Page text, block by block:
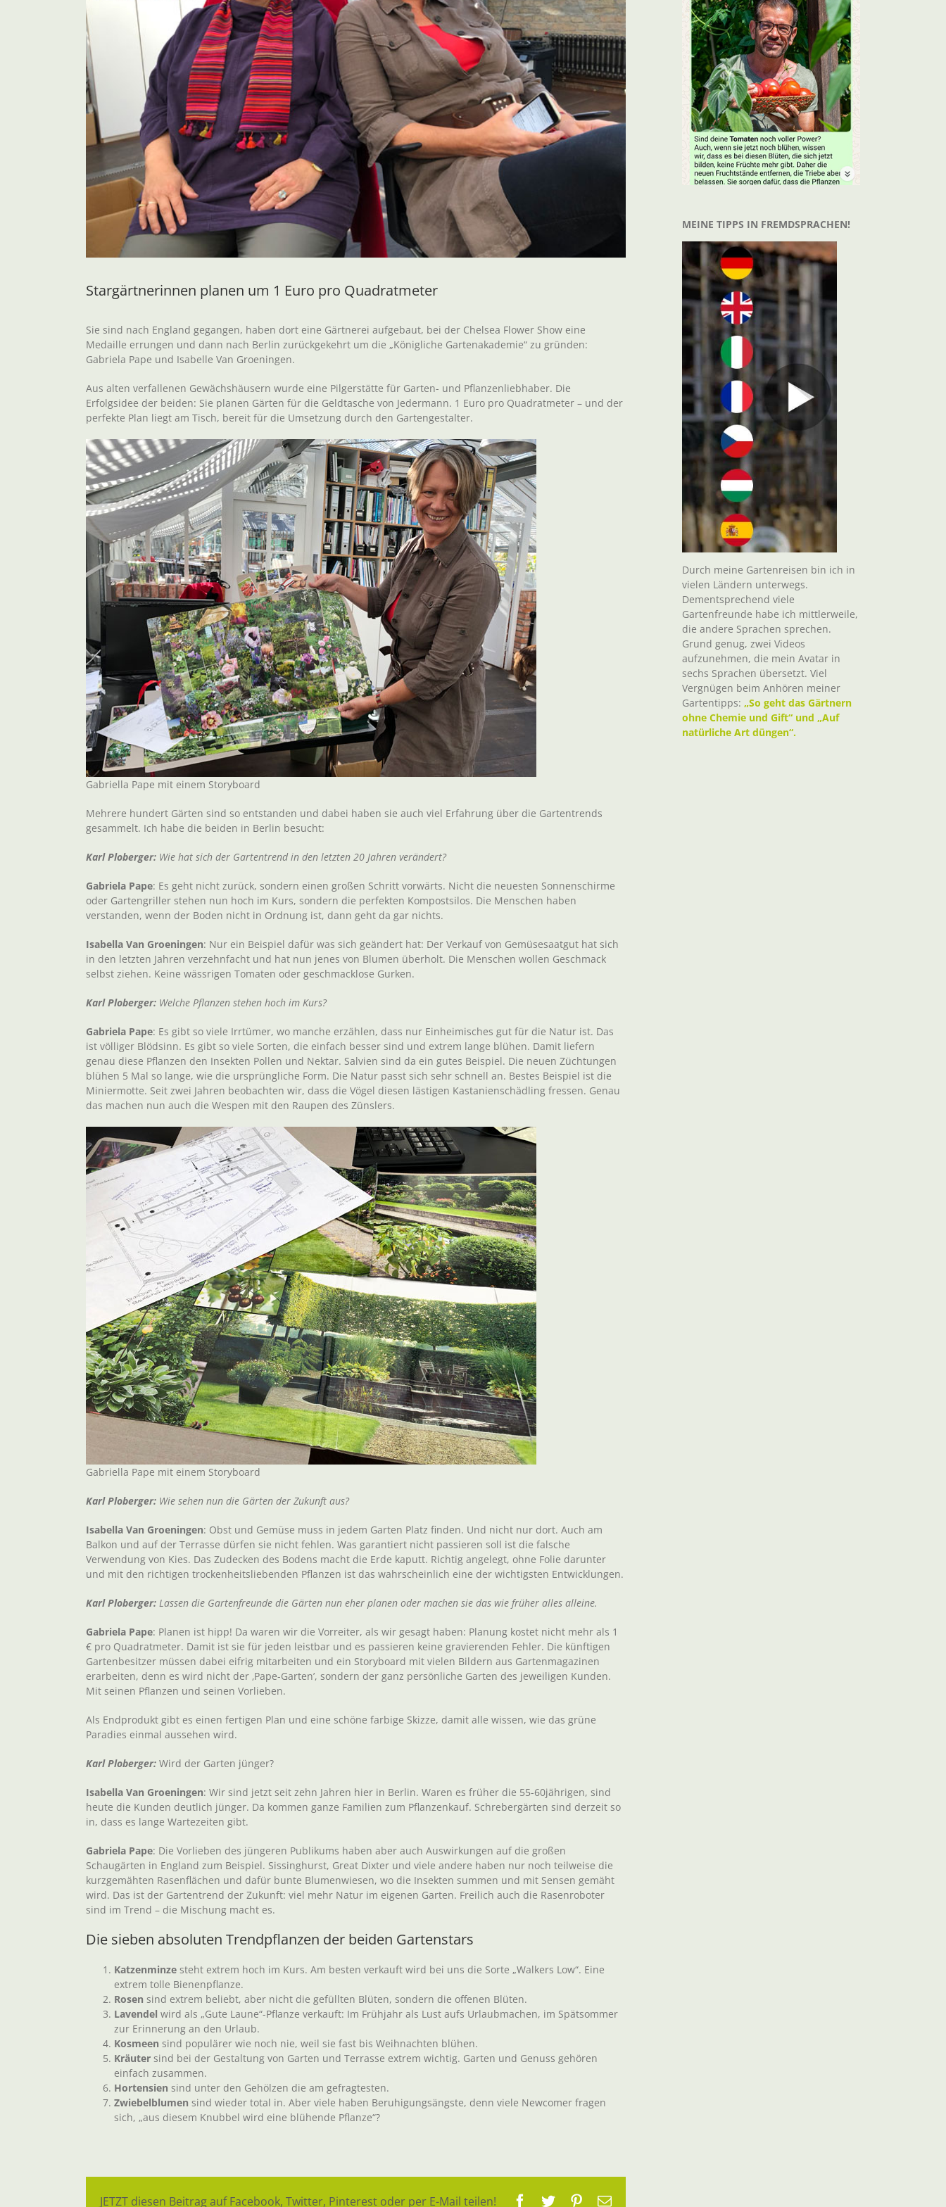
Stargärtnerinnen planen um 1 Euro pro Quadratmeter
Sie sind nach England gegangen, haben dort eine Gärtnerei aufgebaut, bei der Chelsea Flower Show eine
Medaille errungen und dann nach Berlin zurückgekehrt um die „Königliche Gartenakademie“ zu gründen:
Gabriela Pape und Isabelle Van Groeningen.
Aus alten verfallenen Gewächshäusern wurde eine Pilgerstätte für Garten- und Pflanzenliebhaber. Die
Erfolgsidee der beiden: Sie planen Gärten für die Geldtasche von Jedermann. 1 Euro pro Quadratmeter – und der
perfekte Plan liegt am Tisch, bereit für die Umsetzung durch den Gartengestalter.
Gabriella Pape mit einem Storyboard
Mehrere hundert Gärten sind so entstanden und dabei haben sie auch viel Erfahrung über die Gartentrends
gesammelt. Ich habe die beiden in Berlin besucht:
Karl Ploberger: Wie hat sich der Gartentrend in den letzten 20 Jahren verändert?
Gabriela Pape: Es geht nicht zurück, sondern einen großen Schritt vorwärts. Nicht die neuesten Sonnenschirme
oder Gartengriller stehen nun hoch im Kurs, sondern die perfekten Kompostsilos. Die Menschen haben
verstanden, wenn der Boden nicht in Ordnung ist, dann geht da gar nichts.
Isabella Van Groeningen: Nur ein Beispiel dafür was sich geändert hat: Der Verkauf von Gemüsesaatgut hat sich
in den letzten Jahren verzehnfacht und hat nun jenes von Blumen überholt. Die Menschen wollen Geschmack
selbst ziehen. Keine wässrigen Tomaten oder geschmacklose Gurken.
Karl Ploberger: Welche Pflanzen stehen hoch im Kurs?
Gabriela Pape: Es gibt so viele Irrtümer, wo manche erzählen, dass nur Einheimisches gut für die Natur ist. Das
ist völliger Blödsinn. Es gibt so viele Sorten, die einfach besser sind und extrem lange blühen. Damit liefern
genau diese Pflanzen den Insekten Pollen und Nektar. Salvien sind da ein gutes Beispiel. Die neuen Züchtungen
blühen 5 Mal so lange, wie die ursprüngliche Form. Die Natur passt sich sehr schnell an. Bestes Beispiel ist die
Miniermotte. Seit zwei Jahren beobachten wir, dass die Vögel diesen lästigen Kastanienschädling fressen. Genau
das machen nun auch die Wespen mit den Raupen des Zünslers.
Gabriella Pape mit einem Storyboard
Karl Ploberger: Wie sehen nun die Gärten der Zukunft aus?
Isabella Van Groeningen: Obst und Gemüse muss in jedem Garten Platz finden. Und nicht nur dort. Auch am
Balkon und auf der Terrasse dürfen sie nicht fehlen. Was garantiert nicht passieren soll ist die falsche
Verwendung von Kies. Das Zudecken des Bodens macht die Erde kaputt. Richtig angelegt, ohne Folie darunter
und mit den richtigen trockenheitsliebenden Pflanzen ist das wahrscheinlich eine der wichtigsten Entwicklungen.
Karl Ploberger: Lassen die Gartenfreunde die Gärten nun eher planen oder machen sie das wie früher alles alleine.
Gabriela Pape: Planen ist hipp! Da waren wir die Vorreiter, als wir gesagt haben: Planung kostet nicht mehr als 1
€ pro Quadratmeter. Damit ist sie für jeden leistbar und es passieren keine gravierenden Fehler. Die künftigen
Gartenbesitzer müssen dabei eifrig mitarbeiten und ein Storyboard mit vielen Bildern aus Gartenmagazinen
erarbeiten, denn es wird nicht der ‚Pape-Garten’, sondern der ganz persönliche Garten des jeweiligen Kunden.
Mit seinen Pflanzen und seinen Vorlieben.
Als Endprodukt gibt es einen fertigen Plan und eine schöne farbige Skizze, damit alle wissen, wie das grüne
Paradies einmal aussehen wird.
Karl Ploberger: Wird der Garten jünger?
Isabella Van Groeningen: Wir sind jetzt seit zehn Jahren hier in Berlin. Waren es früher die 55-60jährigen, sind
heute die Kunden deutlich jünger. Da kommen ganze Familien zum Pflanzenkauf. Schrebergärten sind derzeit so
in, dass es lange Wartezeiten gibt.
Gabriela Pape: Die Vorlieben des jüngeren Publikums haben aber auch Auswirkungen auf die großen
Schaugärten in England zum Beispiel. Sissinghurst, Great Dixter und viele andere haben nur noch teilweise die
kurzgemähten Rasenflächen und dafür bunte Blumenwiesen, wo die Insekten summen und mit Sensen gemäht
wird. Das ist der Gartentrend der Zukunft: viel mehr Natur im eigenen Garten. Freilich auch die Rasenroboter
sind im Trend – die Mischung macht es.
Die sieben absoluten Trendpflanzen der beiden Gartenstars
Katzenminze steht extrem hoch im Kurs. Am besten verkauft wird bei uns die Sorte „Walkers Low“. Eine
extrem tolle Bienenpflanze.
Rosen sind extrem beliebt, aber nicht die gefüllten Blüten, sondern die offenen Blüten.
Lavendel wird als „Gute Laune“-Pflanze verkauft: Im Frühjahr als Lust aufs Urlaubmachen, im Spätsommer
zur Erinnerung an den Urlaub.
Kosmeen sind populärer wie noch nie, weil sie fast bis Weihnachten blühen.
Kräuter sind bei der Gestaltung von Garten und Terrasse extrem wichtig. Garten und Genuss gehören
einfach zusammen.
Hortensien sind unter den Gehölzen die am gefragtesten.
Zwiebelblumen sind wieder total in. Aber viele haben Beruhigungsängste, denn viele Newcomer fragen
sich, „aus diesem Knubbel wird eine blühende Pflanze“?
JETZT diesen Beitrag auf Facebook, Twitter, Pinterest oder per E-Mail teilen! Facebook
TwitterPinterest
E-
MEINE TIPPS IN FREMDSPRACHEN!
Durch meine Gartenreisen bin ich in
vielen Ländern unterwegs.
Dementsprechend viele
Gartenfreunde habe ich mittlerweile,
die andere Sprachen sprechen.
Grund genug, zwei Videos
aufzunehmen, die mein Avatar in
sechs Sprachen übersetzt. Viel
Vergnügen beim Anhören meiner
Gartentipps: „So geht das Gärtnern
ohne Chemie und Gift“ und „Auf
natürliche Art düngen“.